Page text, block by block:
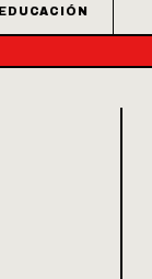
EDUCACIÓN